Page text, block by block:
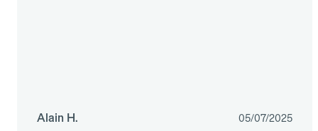
Alain H. 05/07/2025